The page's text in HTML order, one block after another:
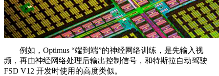
例如，Optimus “端到端”的神经网络训练，是先输入视
频，再由神经网络处理后输出控制信号，和特斯拉自动驾驶
FSD V12 开发时使用的高度类似。